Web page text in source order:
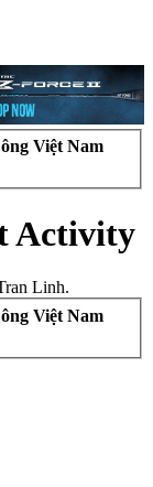
Việt Nam
Activity
Linh.
Việt Nam